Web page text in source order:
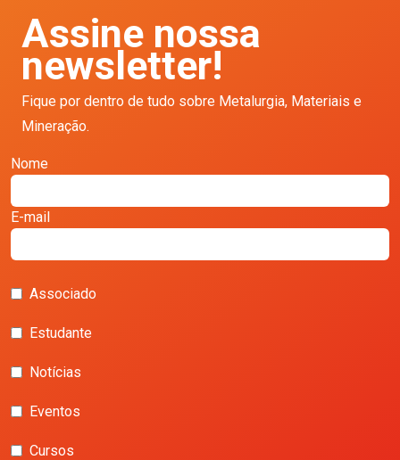
Assine nossa
newsletter!
Fique por dentro de tudo sobre Metalurgia, Materiais e
Mineração.
Nome
E-mail
Associado
Estudante
Notícias
Eventos
Cursos